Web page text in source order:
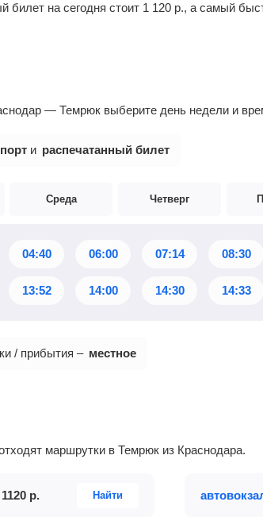
на сегодня стоит 1 120 р., а самый
— Темрюк выберите день недели и
и распечатанный билет
Среда Четверг
04:40 06:00 07:14 08:30
13:52 14:00 14:30 14:33
/ прибытия – местное
маршрутки в Темрюк из Краснодара.
1120 р. Найти